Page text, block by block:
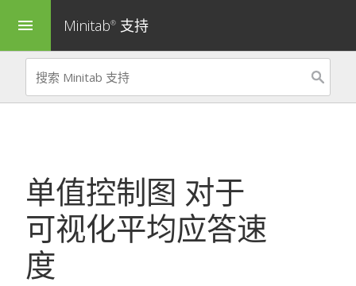
menu Minitab® 支持
单值控制图 对于
可视化平均应答速
度